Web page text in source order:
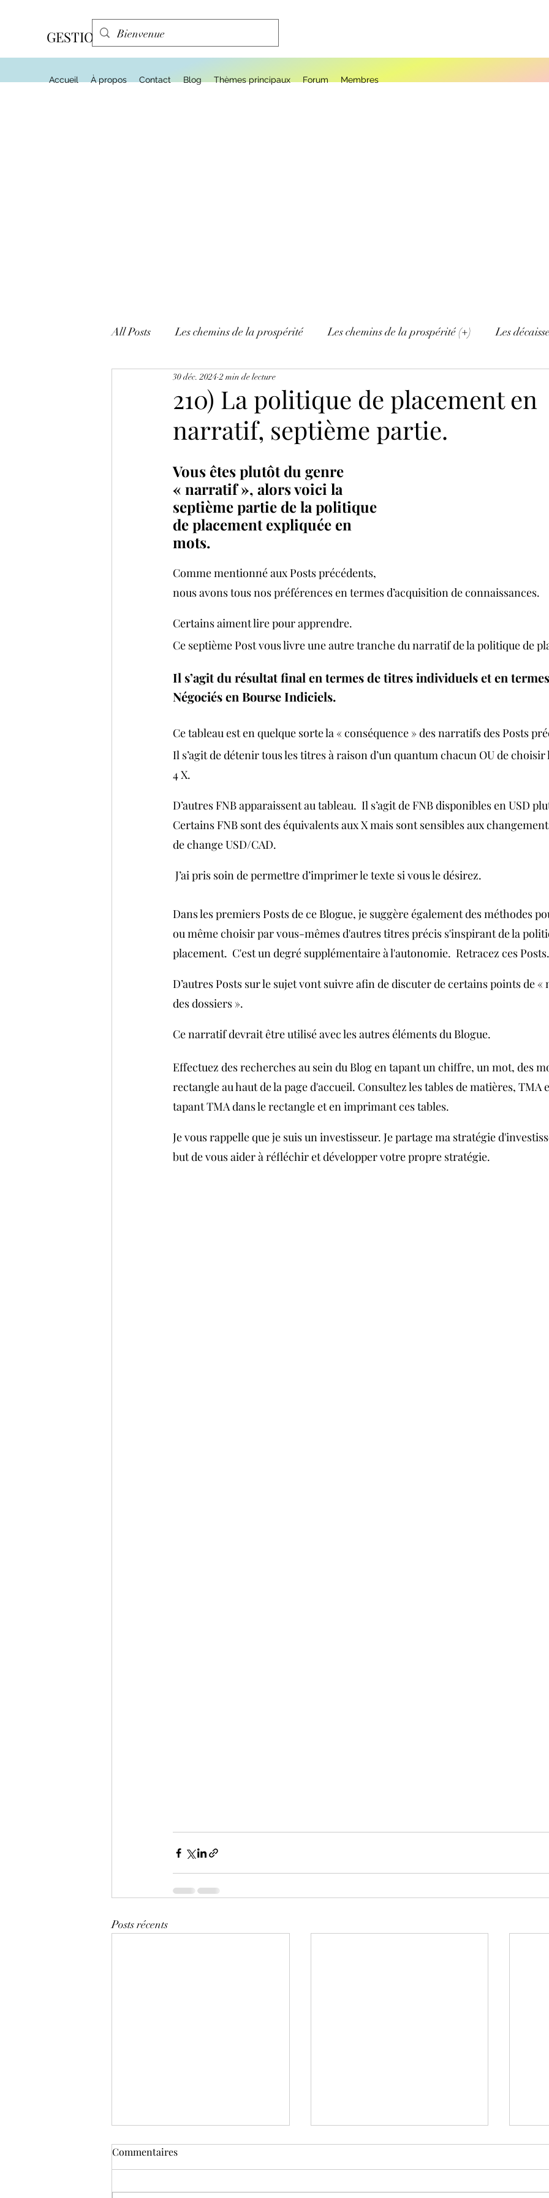
Accueil À propos Contact Blog Thèmes principaux Forum Membres
GESTION EFFA
All Posts Les chemins de la prospérité Les chemins de la prospérité (+) Les
Mes tactiques et mes trucs!
210) La politique de placement en
narratif, septième partie.
30 déc. 2024 2 min de lecture
Vous êtes plutôt du genre
« narratif », alors voici la
septième partie de la politique
de placement expliquée en
mots.
Comme mentionné aux Posts précédents,
nous avons tous nos préférences en termes d’acquisition de connaissances.
Certains aiment lire pour apprendre.
Ce septième Post vous livre une autre tranche du narratif de la politique de
Il s’agit du résultat final en termes de titres individuels et en
Négociés en Bourse Indiciels.
Ce tableau est en quelque sorte la « conséquence » des narratifs des Posts
Il s’agit de détenir tous les titres à raison d’un quantum chacun OU de choisir
4 X.
D’autres FNB apparaissent au tableau.  Il s’agit de FNB disponibles en USD
Certains FNB sont des équivalents aux X mais sont sensibles aux
de change USD/CAD.
J’ai pris soin de permettre d’imprimer le texte si vous le désirez.
Dans les premiers Posts de ce Blogue, je suggère également des méthodes
ou même choisir par vous-mêmes d'autres titres précis s'inspirant de la
placement.  C'est un degré supplémentaire à l'autonomie.  Retracez ces Posts.
D’autres Posts sur le sujet vont suivre afin de discuter de certains points de «
des dossiers ».
Ce narratif devrait être utilisé avec les autres éléments du Blogue.
Effectuez des recherches au sein du Blog en tapant un chiffre, un mot, des
rectangle au haut de la page d'accueil. Consultez les tables de matières, TMA
tapant TMA dans le rectangle et en imprimant ces tables.
Je vous rappelle que je suis un investisseur. Je partage ma stratégie
but de vous aider à réfléchir et développer votre propre stratégie.
Posts récents
Commentaires